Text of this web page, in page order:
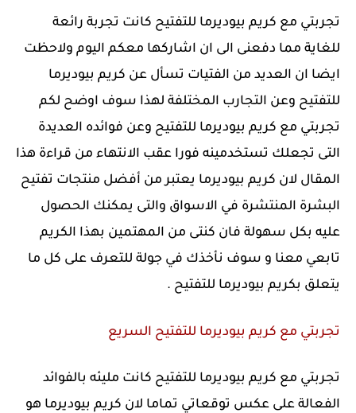
تجربتي مع كريم بيوديرما للتفتيح كانت تجربة رائعة
للغاية مما دفعنى الى ان اشاركها معكم اليوم ولاحظت
ايضا ان العديد من الفتيات تسأل عن كريم بيوديرما
للتفتيح وعن التجارب المختلفة لهذا سوف اوضح لكم
تجربتي مع كريم بيوديرما للتفتيح وعن فوائده العديدة
التى تجعلك تستخدمينه فورا عقب الانتهاء من قراءة هذا
المقال لان كريم بيوديرما يعتبر من أفضل منتجات تفتيح
البشرة المنتشرة في الاسواق والتى يمكنك الحصول
عليه بكل سهولة فان كنتى من المهتمين بهذا الكريم
تابعي معنا و سوف نأخذك في جولة للتعرف على كل ما
يتعلق بكريم بيوديرما للتفتيح .
تجربتي مع كريم بيوديرما للتفتيح السريع
تجربتي مع كريم بيوديرما للتفتيح كانت مليئه بالفوائد
الفعالة على عكس توقعاتي تماما لان كريم بيوديرما هو